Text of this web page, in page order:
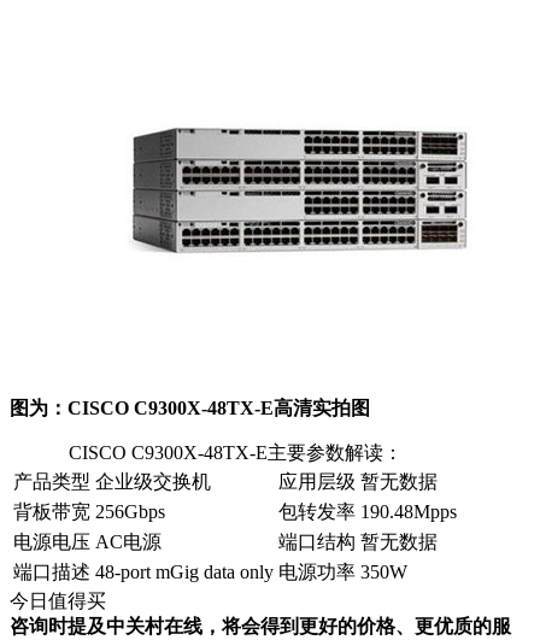
图为：CISCO C9300X-48TX-E高清实拍图
CISCO C9300X-48TX-E主要参数解读：
产品类型 企业级交换机 应用层级 暂无数据
背板带宽 256Gbps 包转发率 190.48Mpps
电源电压 AC电源 端口结构 暂无数据
端口描述 48-port mGig data only 电源功率 350W
今日值得买
咨询时提及中关村在线，将会得到更好的价格、更优质的服